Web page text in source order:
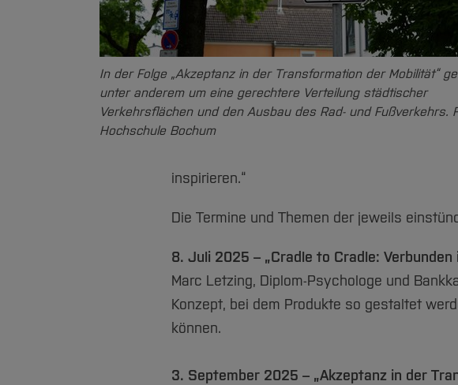
In der Folge „Akzeptanz in der Transformation der Mobilität“
unter anderem um eine gerechtere Verteilung städtischer
Verkehrsflächen und den Ausbau des Rad- und Fußverkehrs.
Hochschule Bochum
inspirieren.“
Die Termine und Themen der jeweils
8. Juli 2025 – „Cradle to Cradle: Verbunden
Marc Letzing, Diplom-Psychologe und
Konzept, bei dem Produkte so gestaltet
können.
3. September 2025 – „Akzeptanz in der